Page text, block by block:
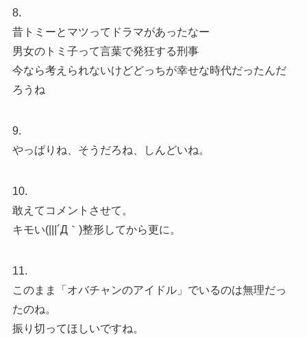
8.
昔トミーとマツってドラマがあったなー
男女のトミ子って言葉で発狂する刑事
今なら考えられないけどどっちが幸せな時代だったんだ
ろうね
9.
やっぱりね、そうだろね、しんどいね。
10.
敢えてコメントさせて。
キモい(|||´Д｀)整形してから更に。
11.
このまま「オバチャンのアイドル」でいるのは無理だっ
たのね。
振り切ってほしいですね。